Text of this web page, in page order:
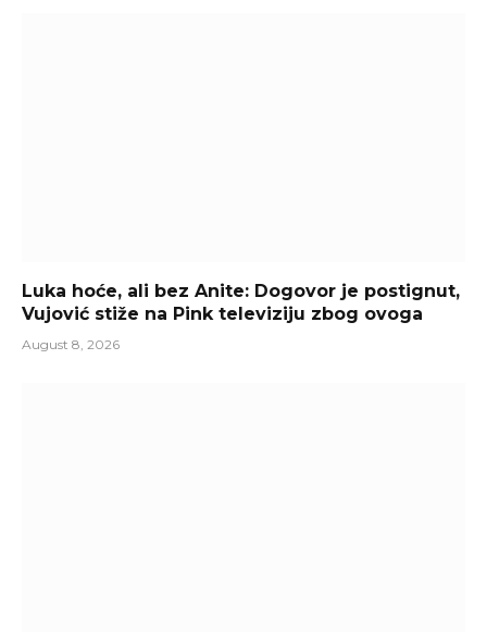
Luka hoće, ali bez Anite: Dogovor je postignut,
Vujović stiže na Pink televiziju zbog ovoga
August 8, 2026